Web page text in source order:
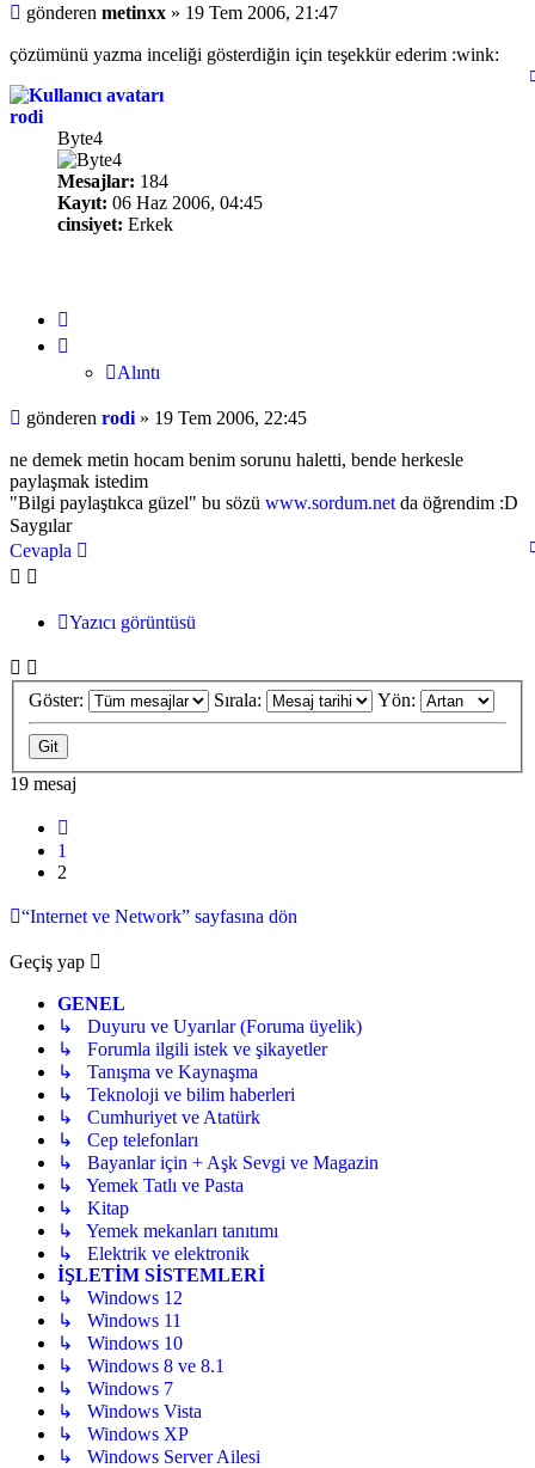
Mesaj
gönderen metinxx » 19 Tem 2006, 21:47
çözümünü yazma inceliği gösterdiğin için teşekkür ederim :wink:
rodi
Byte4
Mesajlar: 184
Kayıt: 06 Haz 2006, 04:45
cinsiyet: Erkek
Alıntı
Mesaj
gönderen rodi» 19 Tem 2006, 22:45
ne demek metin hocam benim sorunu haletti, bende herkesle
paylaşmak istedim
"Bilgi paylaştıkca güzel" bu sözü www.sordum.netda öğrendim :D
Saygılar
Cevapla
Yazıcı görüntüsü
Göster: Sırala: Yön:
19 mesaj
1
2
“Internet ve Network” sayfasına dön
Geçiş yap
GENEL
↳ Duyuru ve Uyarılar (Foruma üyelik)
↳ Forumla ilgili istek ve şikayetler
↳ Tanışma ve Kaynaşma
↳ Teknoloji ve bilim haberleri
↳ Cumhuriyet ve Atatürk
↳ Cep telefonları
↳ Bayanlar için + Aşk Sevgi ve Magazin
↳ Yemek Tatlı ve Pasta
↳ Kitap
↳ Yemek mekanları tanıtımı
↳ Elektrik ve elektronik
İŞLETİM SİSTEMLERİ
↳ Windows 12
↳ Windows 11
↳ Windows 10
↳ Windows 8 ve 8.1
↳ Windows 7
↳ Windows Vista
↳ Windows XP
↳ Windows Server Ailesi